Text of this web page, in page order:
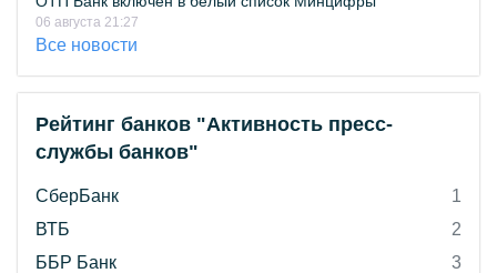
06 августа 21:27
Все новости
Рейтинг банков "Активность пресс-
службы банков"
СберБанк
1
ВТБ
2
ББР Банк
3